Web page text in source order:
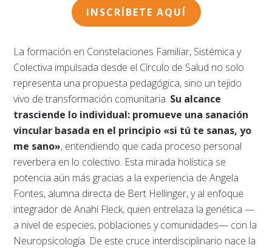
INSCRÍBETE AQUÍ
La formación en Constelaciones Familiar, Sistémica y
Colectiva impulsada desde el Círculo de Salud no solo
representa una propuesta pedagógica, sino un tejido
vivo de transformación comunitaria. Su alcance
trasciende lo individual: promueve una sanación
vincular basada en el principio «si tú te sanas, yo
me sano», entendiendo que cada proceso personal
reverbera en lo colectivo. Esta mirada holística se
potencia aún más gracias a la experiencia de Angela
Fontes, alumna directa de Bert Hellinger, y al enfoque
integrador de Anahí Fleck, quien entrelaza la genética —
a nivel de especies, poblaciones y comunidades— con la
Neuropsicología. De este cruce interdisciplinario nace la